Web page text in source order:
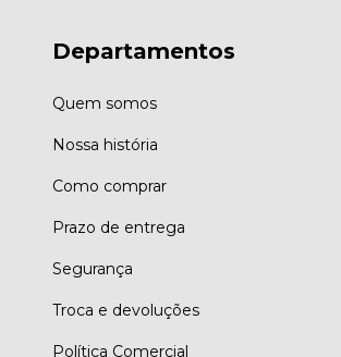
Departamentos
Quem somos
Nossa história
Como comprar
Prazo de entrega
Segurança
Troca e devoluções
Política Comercial